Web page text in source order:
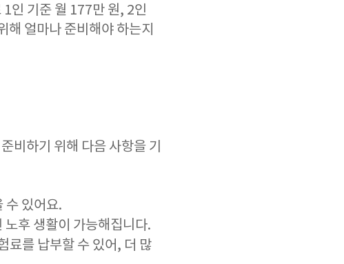
인 기준 월 177만 원, 2인
해 얼마나 준비해야 하는지
비하기 위해 다음 사항을 기
수 있어요.
노후 생활이 가능해집니다.
료를 납부할 수 있어, 더 많